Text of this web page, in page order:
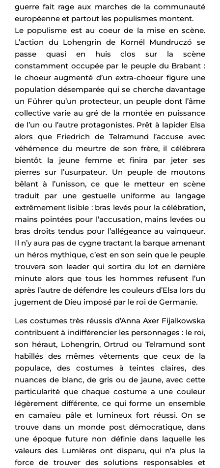
guerre fait rage aux marches de la communauté
européenne et partout les populismes montent.
Le populisme est au coeur de la mise en scène.
L’action du Lohengrin de Kornél Mundruczó se
passe quasi en huis clos sur la scène
constamment occupée par le peuple du Brabant :
le choeur augmenté d’un extra-choeur figure une
population désemparée qui se cherche davantage
un Führer qu’un protecteur, un peuple dont l’âme
collective varie au gré de la montée en puissance
de l’un ou l’autre protagonistes. Prêt à lapider Elsa
alors que Friedrich de Telramund l’accuse avec
véhémence du meurtre de son frère, il célébrera
bientôt la jeune femme et finira par jeter ses
pierres sur l’usurpateur. Un peuple de moutons
bêlant à l’unisson, ce que le metteur en scène
traduit par une gestuelle uniforme au langage
extrêmement lisible : bras levés pour la célébration,
mains pointées pour l’accusation, mains levées ou
bras droits tendus pour l’allégeance au vainqueur.
Il n’y aura pas de cygne tractant la barque amenant
un héros mythique, c’est en son sein que le peuple
trouvera son leader qui sortira du lot en dernière
minute alors que tous les hommes refusent l’un
après l’autre de défendre les couleurs d’Elsa lors du
jugement de Dieu imposé par le roi de Germanie.
Les costumes très réussis d’Anna Axer Fijalkowska
contribuent à indifférencier les personnages : le roi,
son héraut, Lohengrin, Ortrud ou Telramund sont
habillés des mêmes vêtements que ceux de la
populace, des costumes à teintes claires, des
nuances de blanc, de gris ou de jaune, avec cette
particularité que chaque costume a une couleur
légèrement différente, ce qui forme un ensemble
en camaïeu pâle et lumineux fort réussi. On se
trouve dans un monde post démocratique, dans
une époque future non définie dans laquelle les
valeurs des Lumières ont disparu, qui n’a plus la
force de trouver des solutions responsables et